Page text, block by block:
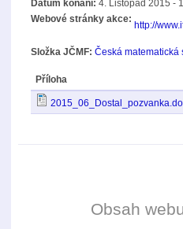
Datum konání: 4. Listopad 2015 -
Webové stránky akce:
http://
Složka JČMF: Česká matematická
Příloha
Obsah